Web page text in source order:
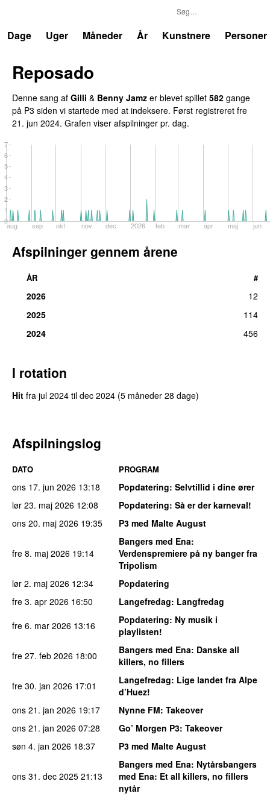
Dage
Uger Måneder År Kunstnere Personer
Reposado
Denne sang af Gilli & Benny Jamz er blevet spillet 582 gange
på P3 siden vi startede med at indeksere. Først registreret fre
21. jun 2024. Grafen viser afspilninger pr. dag.
aug sep okt nov dec 2026 feb mar apr maj jun
0
1
2
3
4
5
6
7
Afspilninger gennem årene
ÅR #
2026
12
2025
114
2024
456
I rotation
Hit fra jul 2024 til dec 2024 (5 måneder 28 dage)
Afspilningslog
DATO PROGRAM
ons 17. jun 2026 13:18 Popdatering: Selvtillid i dine ører
lør 23. maj 2026 12:08 Popdatering: Så er der karneval!
ons 20. maj 2026 19:35 P3 med Malte August
fre 8. maj 2026 19:14
Bangers med Ena:
Verdenspremiere på ny banger fra
Tripolism
lør 2. maj 2026 12:34
Popdatering
fre 3. apr 2026 16:50 Langefredag: Langfredag
fre 6. mar 2026 13:16 Popdatering: Ny musik i
playlisten!
fre 27. feb 2026 18:00 Bangers med Ena: Danske all
killers, no fillers
fre 30. jan 2026 17:01 Langefredag: Lige landet fra Alpe
d’Huez!
ons 21. jan 2026 19:17 Nynne FM: Takeover
ons 21. jan 2026 07:28 Go’ Morgen P3: Takeover
søn 4. jan 2026 18:37 P3 med Malte August
ons 31. dec 2025 21:13
Bangers med Ena: Nytårsbangers
med Ena: Et all killers, no fillers
nytår